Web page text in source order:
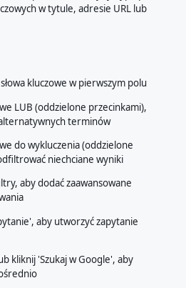
w tytule, adresie URL lub
kluczowe w pierwszym polu
LUB (oddzielone przecinkami),
terminów
do wykluczenia (oddzielone
niechciane wyniki
aby dodać zaawansowane
aby utworzyć zapytanie
kliknij 'Szukaj w Google', aby